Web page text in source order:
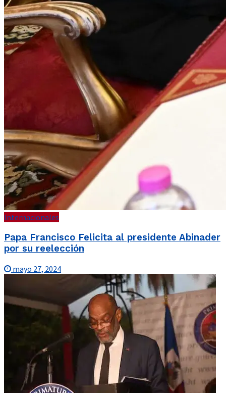
Internacionales
Papa Francisco Felicita al presidente Abinader
por su reelección
mayo 27, 2024